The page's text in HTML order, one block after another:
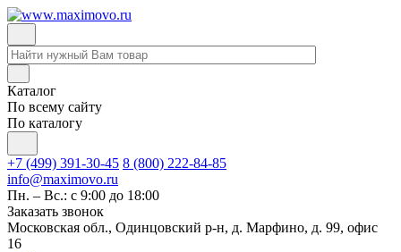
Каталог
По всему сайту
По каталогу
+7 (499) 391-30-45 8 (800) 222-84-85
info@maximovo.ru
Пн. – Вс.: с 9:00 до 18:00
Заказать звонок
Московская обл., Одинцовский р-н, д. Марфино, д. 99, офис
16